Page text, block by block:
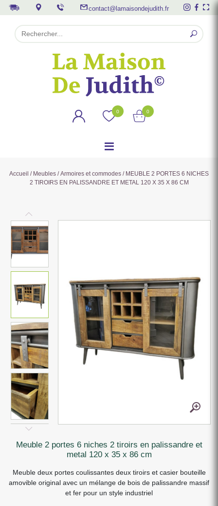
contact@lamaisondejudith.fr
0 0
Accueil / Meubles /Armoires et commodes / MEUBLE 2 PORTES 6 NICHES
2 TIROIRS EN PALISSANDRE ET METAL 120 X 35 X 86 CM
meuble 2 portes 6 niches 2 tiroirs en palissandre et
metal 120 x 35 x 86 cm
Meuble deux portes coulissantes deux tiroirs et casier bouteille
amovible original avec un mélange de bois de palissandre massif
et fer pour un style industriel